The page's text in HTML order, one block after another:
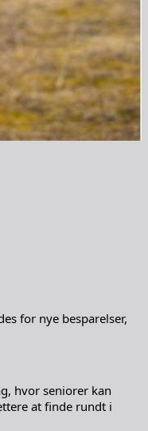
for nye besparelser,
hvor seniorer kan
at finde rundt i